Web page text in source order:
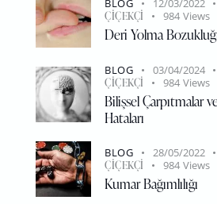
BLOG 12/03/2022
ÇIÇEKÇI
984 Views
Deri Yolma
BLOG 03/04/2024
ÇIÇEKÇI
984 Views
Bilişsel Çarpıtmalar
Hataları
BLOG 28/05/2022
ÇIÇEKÇI
984 Views
Kumar Bağımlılığı